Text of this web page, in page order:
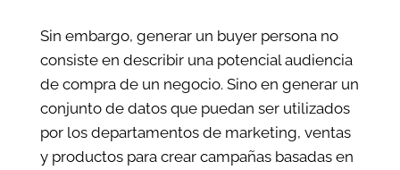
Sin embargo, generar un buyer persona no
consiste en describir una potencial audiencia
de compra de un negocio. Sino en generar un
conjunto de datos que puedan ser utilizados
por los departamentos de marketing, ventas
y productos para crear campañas basadas en